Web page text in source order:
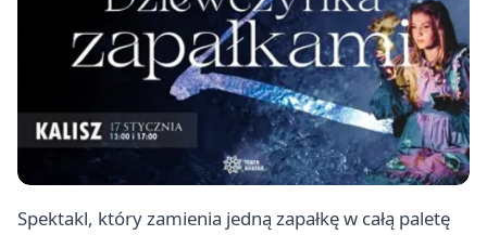
Spektakl, który zamienia jedną zapałkę w całą paletę